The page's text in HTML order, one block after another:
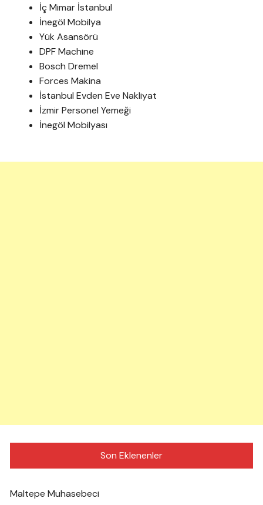
İç Mimar İstanbul
İnegöl Mobilya
Yük Asansörü
DPF Machine
Bosch Dremel
Forces Makina
İstanbul Evden Eve Nakliyat
İzmir Personel Yemeği
İnegöl Mobilyası
Son Eklenenler
Maltepe Muhasebeci